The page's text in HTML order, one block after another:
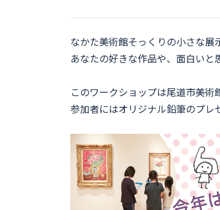
なかた美術館そっくりの小さな展
あなたの好きな作品や、面白いと
このワークショップは尾道市美術
参加者にはオリジナル鉛筆のプ